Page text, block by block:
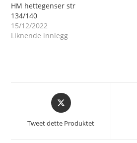
HM hettegenser str
134/140
15/12/2022
Liknende innlegg
Åpnes
i
nytt
Tweet dette Produktet